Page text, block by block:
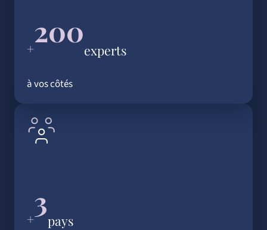
+200
experts
à vos côtés
+3
pays